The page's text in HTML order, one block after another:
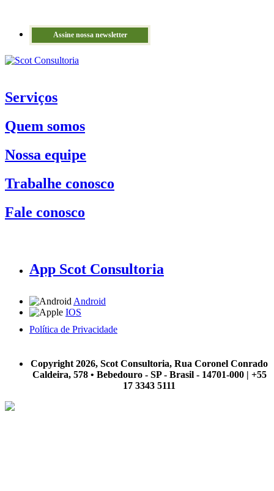
Assine nossa newsletter
Serviços
Quem somos
Nossa equipe
Trabalhe conosco
Fale conosco
App Scot Consultoria
Android
IOS
Política de Privacidade
Copyright 2026, Scot Consultoria, Rua Coronel Conrado
Caldeira, 578 • Bebedouro - SP - Brasil - 14701-000 | +55
17 3343 5111